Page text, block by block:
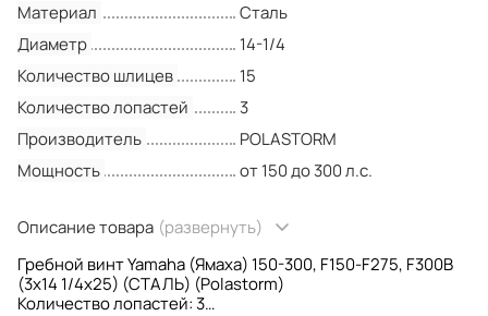
Материал
Сталь
Диаметр
14-1/4
Количество шлицев
15
Количество лопастей
3
Производитель
POLASTORM
Мощность
от 150 до 300 л.с.
Описание товара (развернуть)
Гребной винт Yamaha (Ямаха) 150-300, F150-F275, F300B
(3x14 1/4x25) (СТАЛЬ) (Polastorm)
Количество лопастей: 3